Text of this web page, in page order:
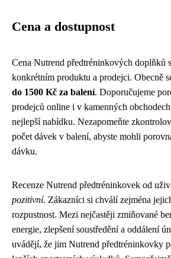
Cena a dostupnost
Cena Nutrend předtréninkových doplňků
konkrétním produktu a prodejci. Obecně
do 1500 Kč za balení. Doporučujeme
prodejců online i v kamenných
nejlepší nabídku. Nezapomeňte
počet dávek v balení, abyste mohli
dávku.
Recenze Nutrend předtréninkovek od
pozitivní. Zákazníci si chválí zejména
rozpustnost. Mezi nejčastěji zmiňované
energie, zlepšení soustředění a oddálení
uvádějí, že jim Nutrend předtréninkovky